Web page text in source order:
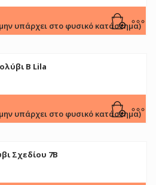
υπάρχει στο φυσικό κατάστημα)
B Lila
υπάρχει στο φυσικό κατάστημα)
Σχεδίου 7B